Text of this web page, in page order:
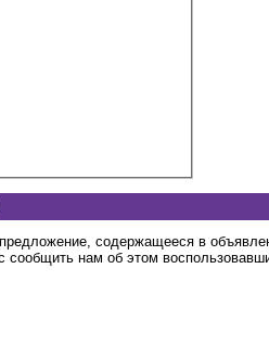
содержащееся в
нам об этом